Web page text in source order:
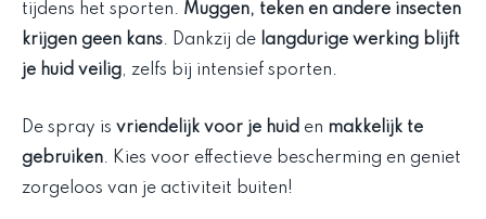
tijdens het sporten. Muggen, teken en andere insecten
krijgen geen kans. Dankzij de langdurige werking blijft
je huid veilig, zelfs bij intensief sporten.
De spray is vriendelijk voor je huid en makkelijk te
gebruiken. Kies voor effectieve bescherming en geniet
zorgeloos van je activiteit buiten!